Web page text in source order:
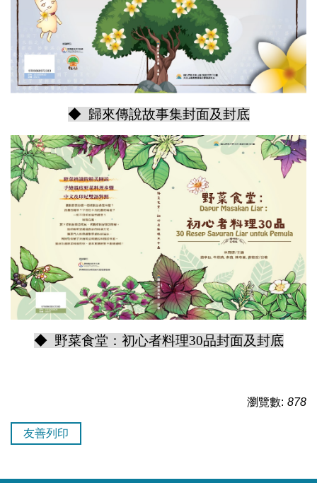
◆ 歸來傳說故事集封面及封底
◆ 野菜食堂：初心者料理30品封面及封底
瀏覽數: 878
友善列印